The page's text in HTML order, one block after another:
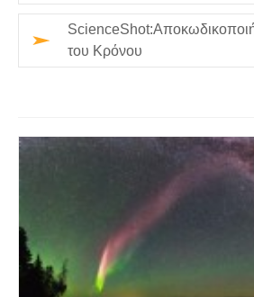
Γεγονός
του Κρόνου